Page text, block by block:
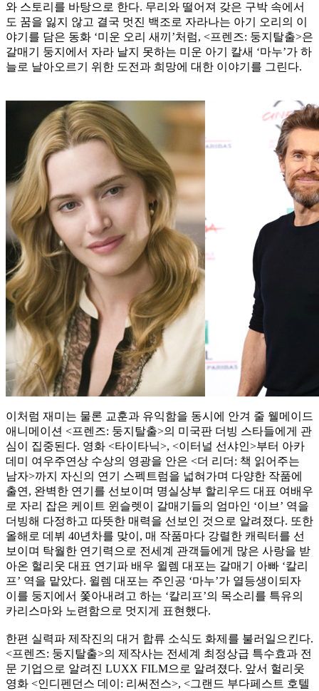
와 스토리를 바탕으로 한다. 무리와 떨어져 갖은 구박 속에서
도 꿈을 잃지 않고 결국 멋진 백조로 자라나는 아기 오리의 이
야기를 담은 동화 ‘미운 오리 새끼’처럼, <프렌즈: 둥지탈출>은
갈매기 둥지에서 자라 날지 못하는 미운 아기 칼새 ‘마누’가 하
늘로 날아오르기 위한 도전과 희망에 대한 이야기를 그린다.
이처럼 재미는 물론 교훈과 유익함을 동시에 안겨 줄 웰메이드
애니메이션 <프렌즈: 둥지탈출>의 미국판 더빙 스타들에게 관
심이 집중된다. 영화 <타이타닉>, <이터널 선샤인>부터 아카
데미 여우주연상 수상의 영광을 안은 <더 리더: 책 읽어주는
남자>까지 자신의 연기 스펙트럼을 넓혀가며 다양한 작품에
출연, 완벽한 연기를 선보이며 명실상부 할리우드 대표 여배우
로 자리 잡은 케이트 윈슬렛이 갈매기들의 엄마인 ‘이브’ 역을
더빙해 다정하고 따뜻한 매력을 선보인 것으로 알려졌다. 또한
올해로 데뷔 40년차를 맞이, 매 작품마다 강렬한 캐릭터를 선
보이며 탁월한 연기력으로 전세계 관객들에게 많은 사랑을 받
아온 헐리웃 대표 연기파 배우 윌렘 대포는 갈매기 아빠 ‘칼리
프’ 역을 맡았다. 윌렘 대포는 주인공 ‘마누’가 열등생이되자
이를 둥지에서 쫓아내려고 하는 ‘칼리프’의 목소리를 특유의
카리스마와 노련함으로 멋지게 표현했다.
한편 실력파 제작진의 대거 합류 소식도 화제를 불러일으킨다.
<프렌즈: 둥지탈출>의 제작사는 전세계 최정상급 특수효과 전
문 기업으로 알려진 LUXX FILM으로 알려졌다. 앞서 헐리웃
영화 <인디펜던스 데이: 리써전스>, <그랜드 부다페스트 호텔